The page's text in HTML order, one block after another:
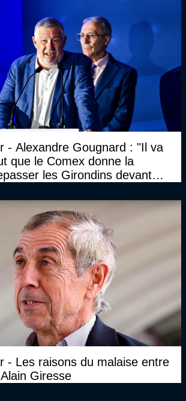
- Alexandre Gougnard : "Il va
que le Comex donne la
les Girondins devant
- Les raisons du malaise entre
Giresse